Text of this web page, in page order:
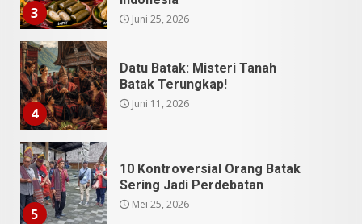
4
5
10 Kontroversial Orang Batak
Sering Jadi Perdebatan
Mei 25, 2026
6
Pesona Sumatera Utara,
Tradisi Rondang Bittang yang
Mendunia
Mei 4, 2026